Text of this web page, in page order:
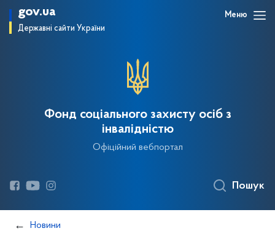
gov.ua
Державні сайти України
Меню
Фонд соціального захисту осіб з
інвалідністю
Офіційний вебпортал
Пошук
Новини